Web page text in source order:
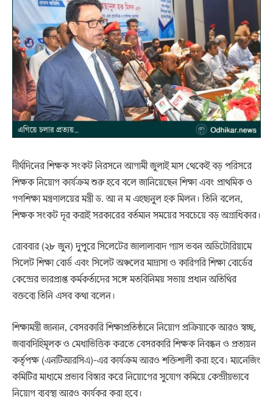
দীর্ঘদিনের শিক্ষক সংকট নিরসনে আগামী জুলাই মাস থেকেই বড় পরিসরে
শিক্ষক নিয়োগ কার্যক্রম শুরু হবে বলে জানিয়েছেন শিক্ষা এবং প্রাথমিক ও
গণশিক্ষা মন্ত্রণালয়ের মন্ত্রী ড. আ ন ম এহছানুল হক মিলন। তিনি বলেন,
শিক্ষক সংকট দূর করাই সরকারের বর্তমান সময়ের সবচেয়ে বড় অগ্রাধিকার।
রোববার (২৮ জুন) দুপুরে সিলেটের জালালাবাদ গ্যাস ভবন অডিটোরিয়ামে
সিলেট শিক্ষা বোর্ড এবং সিলেট অঞ্চলের মাদ্রাসা ও কারিগরি শিক্ষা বোর্ডের
কেন্দ্রের ভারপ্রাপ্ত কর্মকর্তাদের সঙ্গে মতবিনিময় সভায় প্রধান অতিথির
বক্তব্যে তিনি এসব কথা বলেন।
শিক্ষামন্ত্রী জানান, বেসরকারি শিক্ষাপ্রতিষ্ঠানে নিয়োগ প্রক্রিয়াকে আরও স্বচ্ছ,
জবাবদিহিমূলক ও মেধাভিত্তিক করতে বেসরকারি শিক্ষক নিবন্ধন ও প্রত্যয়ন
কর্তৃপক্ষ (এনটিআরসিএ)-এর কার্যক্রম আরও শক্তিশালী করা হবে। ম্যানেজিং
কমিটির মাধ্যমে প্রভাব বিস্তার করে নিয়োগের সুযোগ কমিয়ে কেন্দ্রীয়ভাবে
নিয়োগ ব্যবস্থা আরও কার্যকর করা হবে।